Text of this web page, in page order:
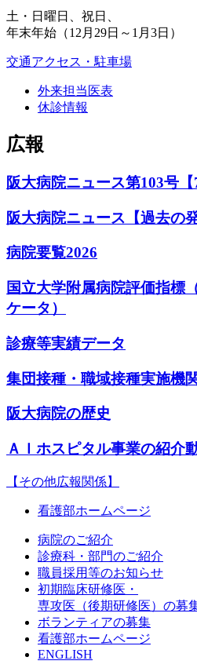
土・日曜日、祝日、
年末年始（12月29日～1月3日）
交通アクセス・駐車場
外来担当医表
休診情報
広報
阪大病院ニュース第103号【
阪大病院ニュース【過去の
病院要覧2026
国立大学附属病院評価指標
ケータ）
診療等実績データ
集団接種・職域接種実施機
阪大病院の歴史
ＡＩホスピタル事業の紹介
【その他広報関係】
看護部ホームページ
病院のご紹介
診療科・部門のご紹介
職員採用等のお知らせ
初期臨床研修医・
専攻医（後期研修医）の募
ボランティアの募集
看護部ホームページ
ENGLISH